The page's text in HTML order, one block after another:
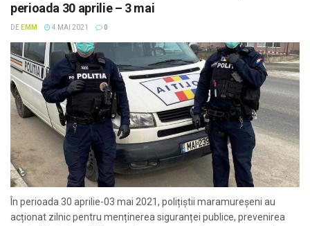
perioada 30 aprilie – 3 mai
DE EMM 4 MAI 2021 0
În perioada 30 aprilie-03 mai 2021, polițiștii maramureșeni au
acționat zilnic pentru menținerea siguranței publice, prevenirea